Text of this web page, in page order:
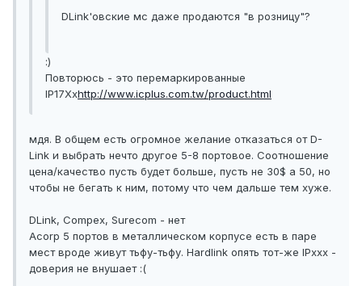
DLink'овские мс даже продаются "в розницу"?
:)
Повторюсь - это перемаркированные
IP17Xxhttp://www.icplus.com.tw/product.html
мдя. В общем есть огромное желание отказаться от D-
Link и выбрать нечто другое 5-8 портовое. Соотношение
цена/качество пусть будет больше, пусть не 30$ а 50, но
чтобы не бегать к ним, потому что чем дальше тем хуже.
DLink, Compex, Surecom - нет
Acorp 5 портов в металлическом корпусе есть в паре
мест вроде живут тьфу-тьфу. Hardlink опять тот-же IPxxx -
доверия не внушает :(